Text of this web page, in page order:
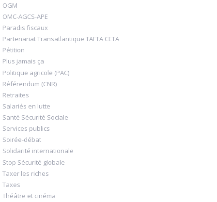
OGM
OMC-AGCS-APE
Paradis fiscaux
Partenariat Transatlantique TAFTA CETA
Pétition
Plus jamais ça
Politique agricole (PAC)
Référendum (CNR)
Retraites
Salariés en lutte
Santé Sécurité Sociale
Services publics
Soirée-débat
Solidarité internationale
Stop Sécurité globale
Taxer les riches
Taxes
Théâtre et cinéma